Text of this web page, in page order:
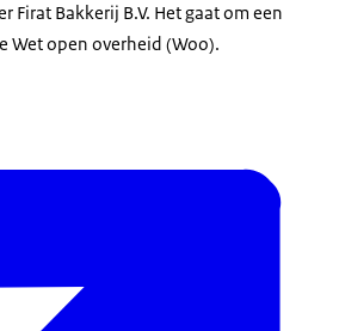
Firat Bakkerij B.V. Het gaat om een
Wet open overheid (Woo).